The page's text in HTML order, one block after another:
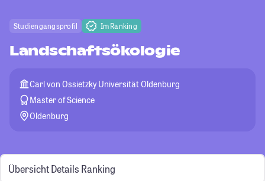
Studiengangsprofil Im Ranking
Landschaftsökologie
Carl von Ossietzky Universität Oldenburg
Master of Science
Oldenburg
Übersicht Details Ranking